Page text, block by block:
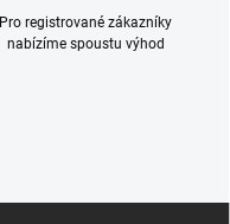
Pro registrované zákazníky
nabízíme spoustu výhod